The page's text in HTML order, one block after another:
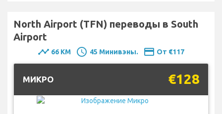
North Airport (TFN) переводы в South
Airport
timeline 66 KM schedule 45 Минивэны. payment От €117
MИКРО €128